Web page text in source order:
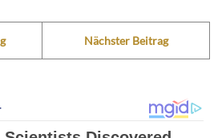
Nächster Beitrag